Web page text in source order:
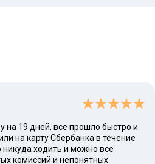
19 дней, все прошло быстро и
на карту Сбербанка в течение
ходить и можно все
комиссий и непонятных